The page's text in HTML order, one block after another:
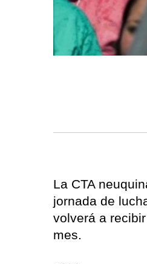
La CTA
jornada de
volverá a
mes.